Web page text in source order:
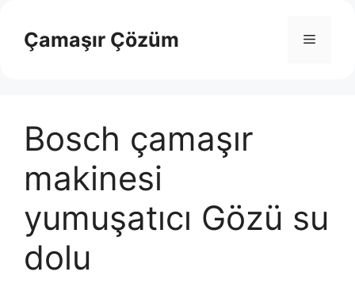
Çamaşır Çözüm Menü
Bosch çamaşır
makinesi
yumuşatıcı Gözü su
dolu